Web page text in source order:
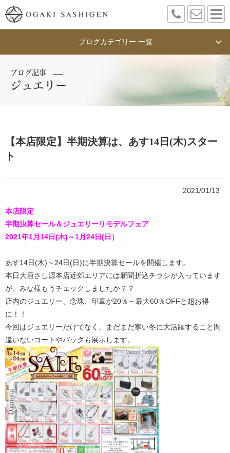
ブログカテゴリー 一覧
ブログ記事
ジュエリー
【本店限定】半期決算は、あす14日(木)スター
ト
2021/01/13
本店限定
半期決算セール＆ジュエリーリモデルフェア
2021年1月14日(木)～1月24日(日）
あす14日(木)～24日(日)に半期決算セールを開催します。
本日大垣さし源本店近郊エリアには新聞折込チラシが入っています
が、みな様もうチェックしましたか？？
店内のジュエリー、念珠、印章が20％～最大60％OFFと超お得
に！！
今回はジュエリーだけでなく、まだまだ寒い冬に大活躍すること間
違いないコートやバッグも展示します。